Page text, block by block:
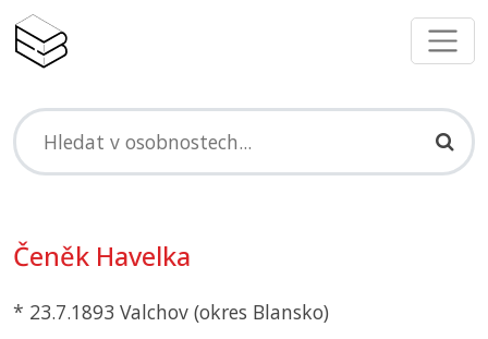
Čeněk Havelka
* 23.7.1893 Valchov (okres Blansko)